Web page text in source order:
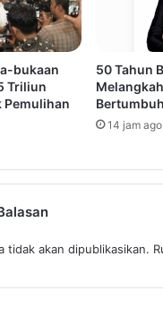
bukaan
Triliun
Pemulihan
50 Tahun
14 jam ago
tidak akan dipublikasikan.